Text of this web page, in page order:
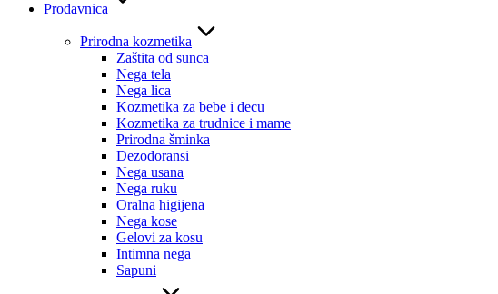
Prodavnica
Prirodna kozmetika
Zaštita od sunca
Nega tela
Nega lica
Kozmetika za bebe i decu
Kozmetika za trudnice i mame
Prirodna šminka
Dezodoransi
Nega usana
Nega ruku
Oralna higijena
Nega kose
Gelovi za kosu
Intimna nega
Sapuni